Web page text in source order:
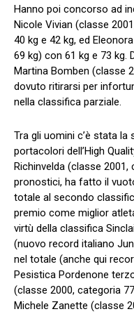
Hanno poi concorso ad
Nicole Vivian (classe
40 kg e 42 kg, ed
69 kg) con 61 kg e 73 kg.
Martina Bomben (classe
dovuto ritirarsi per
nella classifica parziale.
Tra gli uomini c’è stata
portacolori dell’High
Richinvelda (classe
pronostici, ha fatto il
totale al secondo
premio come miglior
virtù della classifica
(nuovo record italiano
nel totale (anche qui
Pesistica Pordenone
(classe 2000, categoria
Michele Zanette (classe